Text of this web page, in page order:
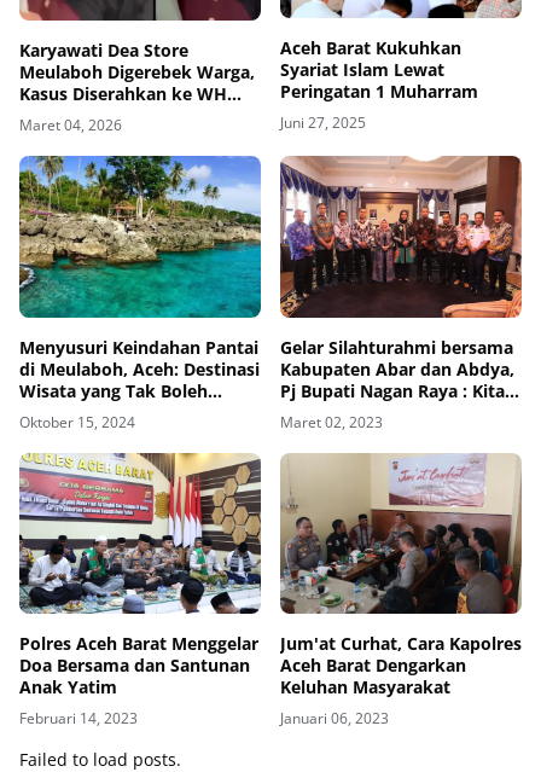
Karyawati Dea Store
Meulaboh Digerebek Warga,
Kasus Diserahkan ke WH
Aceh Barat
Maret 04, 2026
Aceh Barat Kukuhkan
Syariat Islam Lewat
Peringatan 1 Muharram
Juni 27, 2025
Menyusuri Keindahan Pantai
di Meulaboh, Aceh: Destinasi
Wisata yang Tak Boleh
Dilewatkan
Oktober 15, 2024
Gelar Silahturahmi bersama
Kabupaten Abar dan Abdya,
Pj Bupati Nagan Raya : Kita
membahas, mengsubsidikan
Tiket Penerbangan Maskapai
Citilink
Maret 02, 2023
Polres Aceh Barat Menggelar
Doa Bersama dan Santunan
Anak Yatim
Februari 14, 2023
Jum'at Curhat, Cara Kapolres
Aceh Barat Dengarkan
Keluhan Masyarakat
Januari 06, 2023
Failed to load posts.